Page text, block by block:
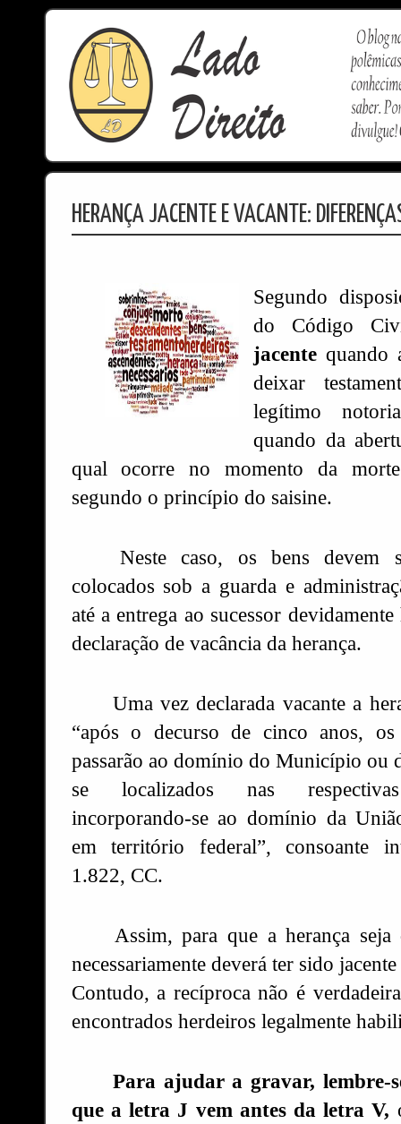
HERANÇA JACENTE E VACANTE:
Segundo
do Código
jacente quando
deixar
legítimo
quando da
qual ocorre no momento da
segundo o princípio do saisine.
Neste caso, os bens devem
colocados sob a guarda e
até a entrega ao sucessor
declaração de vacância da herança.
Uma vez declarada vacante a
“após o decurso de cinco anos, os
passarão ao domínio do Município ou
se localizados nas respectivas
incorporando-se ao domínio da
em território federal”, consoante
1.822, CC.
Assim, para que a herança seja
necessariamente deverá ter sido
Contudo, a recíproca não é
encontrados herdeiros legalmente
Para ajudar a gravar, lembre-
que a letra J vem antes da letra V,